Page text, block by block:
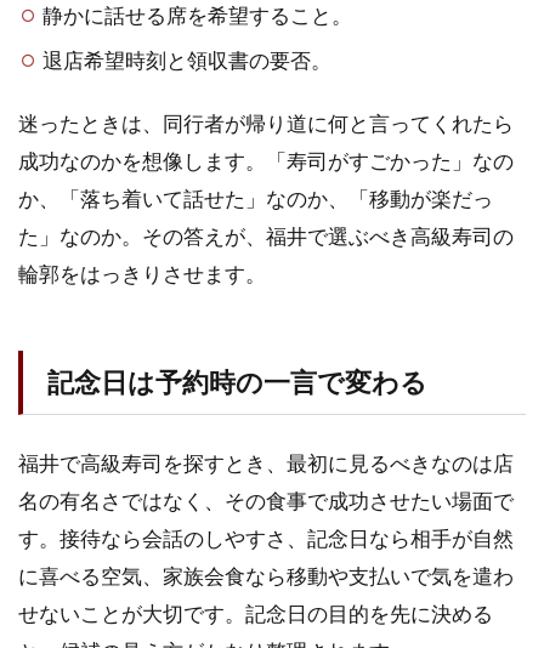
静かに話せる席を希望すること。
退店希望時刻と領収書の要否。
迷ったときは、同行者が帰り道に何と言ってくれたら
成功なのかを想像します。「寿司がすごかった」なの
か、「落ち着いて話せた」なのか、「移動が楽だっ
た」なのか。その答えが、福井で選ぶべき高級寿司の
輪郭をはっきりさせます。
記念日は予約時の一言で変わる
福井で高級寿司を探すとき、最初に見るべきなのは店
名の有名さではなく、その食事で成功させたい場面で
す。接待なら会話のしやすさ、記念日なら相手が自然
に喜べる空気、家族会食なら移動や支払いで気を遣わ
せないことが大切です。記念日の目的を先に決める